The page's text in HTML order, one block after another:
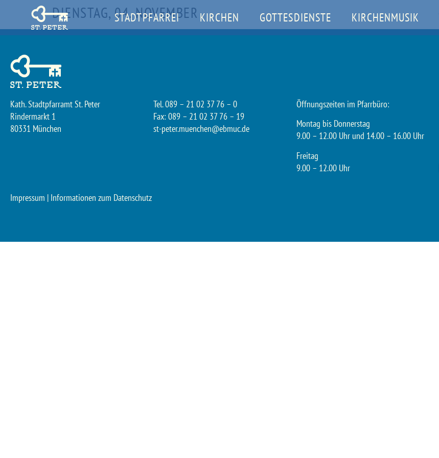
STADTPFARREI KIRCHEN GOTTESDIENSTE KIRCHENMUSIK
DIENSTAG, 04. NOVEMBER
Kath. Stadtpfarramt St. Peter
Rindermarkt 1
80331 München
Tel. 089 – 21 02 37 76 – 0
Fax: 089 – 21 02 37 76 – 19
st-peter.muenchen@ebmuc.de
Öffnungszeiten im Pfarrbüro:
Montag bis Donnerstag
9.00 – 12.00 Uhr und 14.00 – 16.00 Uhr
Freitag
9.00 – 12.00 Uhr
Impressum | Informationen zum Datenschutz